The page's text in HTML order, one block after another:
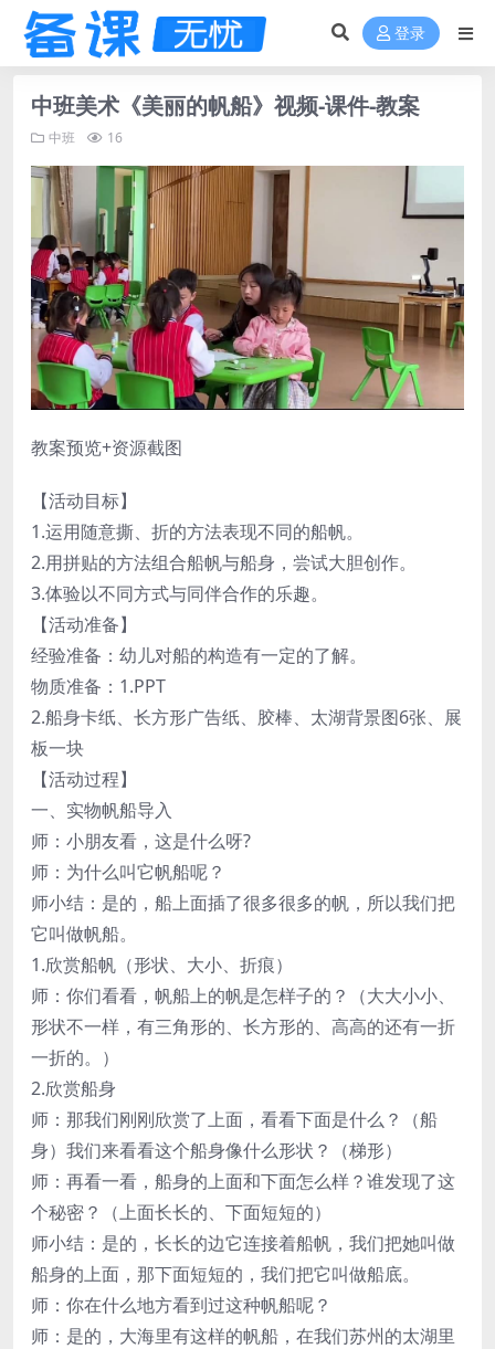
登录
中班美术《美丽的帆船》视频-课件-教案
中班 16
教案预览+资源截图
【活动目标】
1.运用随意撕、折的方法表现不同的船帆。
2.用拼贴的方法组合船帆与船身，尝试大胆创作。
3.体验以不同方式与同伴合作的乐趣。
【活动准备】
经验准备：幼儿对船的构造有一定的了解。
物质准备：1.PPT
2.船身卡纸、长方形广告纸、胶棒、太湖背景图6张、展
板一块
【活动过程】
一、实物帆船导入
师：小朋友看，这是什么呀?
师：为什么叫它帆船呢？
师小结：是的，船上面插了很多很多的帆，所以我们把
它叫做帆船。
1.欣赏船帆（形状、大小、折痕）
师：你们看看，帆船上的帆是怎样子的？（大大小小、
形状不一样，有三角形的、长方形的、高高的还有一折
一折的。）
2.欣赏船身
师：那我们刚刚欣赏了上面，看看下面是什么？（船
身）我们来看看这个船身像什么形状？（梯形）
师：再看一看，船身的上面和下面怎么样？谁发现了这
个秘密？（上面长长的、下面短短的）
师小结：是的，长长的边它连接着船帆，我们把她叫做
船身的上面，那下面短短的，我们把它叫做船底。
师：你在什么地方看到过这种帆船呢？
师：是的，大海里有这样的帆船，在我们苏州的太湖里